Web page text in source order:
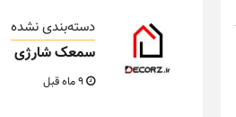
دسته‌بندی نشده
سمعک شارژی